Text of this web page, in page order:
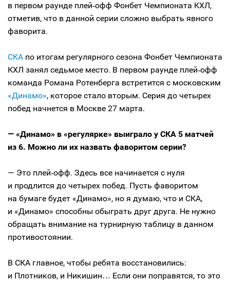
в первом раунде плей‑офф Фонбет Чемпионата КХЛ,
отметив, что в данной серии сложно выбрать явного
фаворита.
СКА по итогам регулярного сезона Фонбет Чемпионата
КХЛ занял седьмое место. В первом раунде плей‑офф
команда Романа Ротенберга встретится с московским
«Динамо», которое стало вторым. Серия до четырех
побед начнется в Москве 27 марта.
— «Динамо» в «регулярке» выиграло у СКА 5 матчей
из 6. Можно ли их назвать фаворитом серии?
— Это плей‑офф. Здесь все начинается с нуля
и продлится до четырех побед. Пусть фаворитом
на бумаге будет «Динамо», но я думаю, что и СКА,
и «Динамо» способны обыграть друг друга. Не нужно
обращать внимание на турнирную таблицу в данном
противостоянии.
В СКА главное, чтобы ребята восстановились:
и Плотников, и Никишин… Если они поправятся, то это